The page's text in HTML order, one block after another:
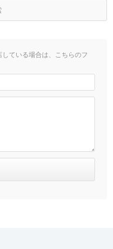
ている場合は、こちらのフ